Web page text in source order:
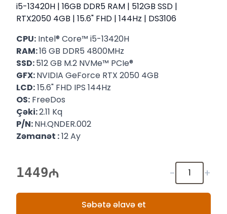
i5-13420H | 16GB DDR5 RAM | 512GB SSD |
RTX2050 4GB | 15.6" FHD | 144Hz | DS3106
CPU: Intel® Core™ i5-13420H
RAM:16 GB DDR5 4800MHz
SSD:512 GB M.2 NVMe™ PCIe®
GFX:NVIDIA GeForce RTX 2050 4GB
LCD:15.6" FHD IPS 144Hz
OS: FreeDos
Çəki:2.11 Kq
P/N:NH.QNDER.002
Zəmanət :12 Ay
1449 - +
Səbətə əlavə et